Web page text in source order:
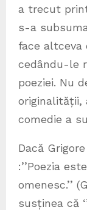
a trecut
s-a
face altceva
cedându-le
poeziei. Nu
originalității,
comedie a
Dacă
:’’Poezia
omenesc.’’
susținea că